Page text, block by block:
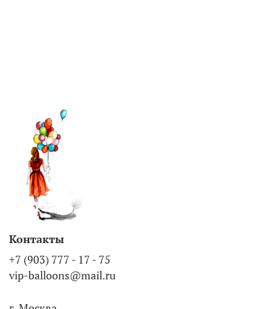
Контакты
+7 (903) 777 - 17 - 75
vip-balloons@mail.ru